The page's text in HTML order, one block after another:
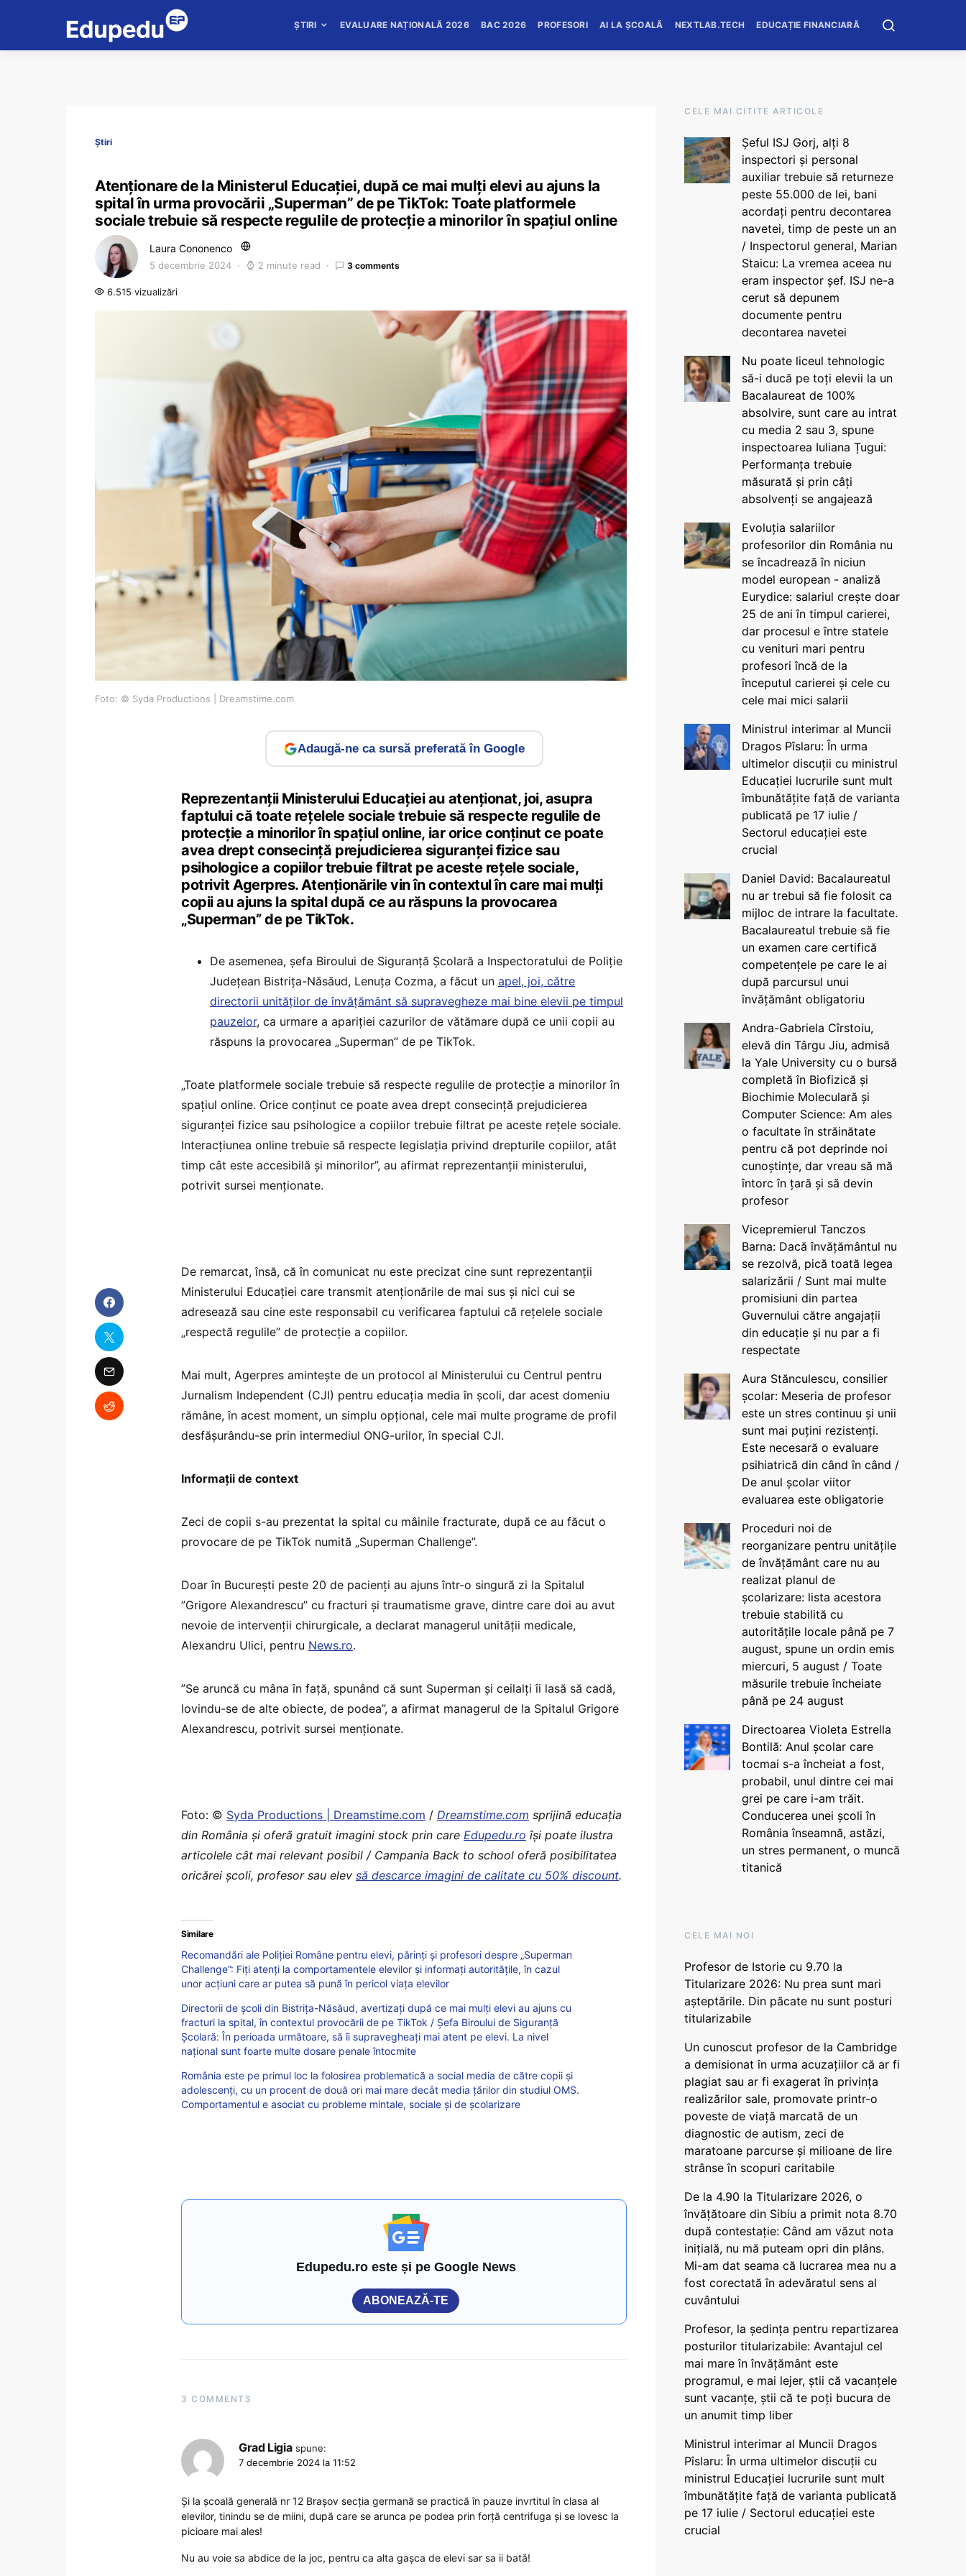
ȘTIRI EVALUARE NAȚIONALĂ 2026 BAC 2026 PROFESORI AI LA ȘCOALĂ NEXTLAB.TECH EDUCAȚIE FINANCIARĂ
Știri
Atenționare de la Ministerul Educaţiei, după ce mai mulți elevi au ajuns la
spital în urma provocării „Superman” de pe TikTok: Toate platformele
sociale trebuie să respecte regulile de protecţie a minorilor în spaţiul online
Laura Cononenco
5 decembrie 2024 2 minute read 3 comments
6.515 vizualizări
Foto: © Syda Productions | Dreamstime.com
Adaugă-ne ca sursă preferată în Google
Reprezentanţii Ministerului Educaţiei au atenţionat, joi, asupra
faptului că toate reţelele sociale trebuie să respecte regulile de
protecţie a minorilor în spaţiul online, iar orice conţinut ce poate
avea drept consecinţă prejudicierea siguranţei fizice sau
psihologice a copiilor trebuie filtrat pe aceste reţele sociale,
potrivit Agerpres. Atenționările vin în contextul în care mai mulți
copii au ajuns la spital după ce au răspuns la provocarea
„Superman” de pe TikTok.
De asemenea, șefa Biroului de Siguranţă Şcolară a Inspectoratului de Poliţie
Judeţean Bistriţa-Năsăud, Lenuţa Cozma, a făcut un apel, joi, către
directorii unităţilor de învăţământ să supravegheze mai bine elevii pe timpul
pauzelor, ca urmare a apariţiei cazurilor de vătămare după ce unii copii au
răspuns la provocarea „Superman” de pe TikTok.
„Toate platformele sociale trebuie să respecte regulile de protecţie a minorilor în
spaţiul online. Orice conţinut ce poate avea drept consecinţă prejudicierea
siguranţei fizice sau psihologice a copiilor trebuie filtrat pe aceste reţele sociale.
Interacţiunea online trebuie să respecte legislaţia privind drepturile copiilor, atât
timp cât este accesibilă şi minorilor”, au afirmat reprezentanţii ministerului,
potrivit sursei menționate.
De remarcat, însă, că în comunicat nu este precizat cine sunt reprezentanții
Ministerului Educației care transmit atenționările de mai sus și nici cui se
adresează sau cine este responsabil cu verificarea faptului că rețelele sociale
„respectă regulile” de protecție a copiilor.
Mai mult, Agerpres amintește de un protocol al Ministerului cu Centrul pentru
Jurnalism Independent (CJI) pentru educația media în școli, dar acest domeniu
rămâne, în acest moment, un simplu opțional, cele mai multe programe de profil
desfășurându-se prin intermediul ONG-urilor, în special CJI.
Informații de context
Zeci de copii s-au prezentat la spital cu mâinile fracturate, după ce au făcut o
provocare de pe TikTok numită „Superman Challenge”.
Doar în București peste 20 de pacienţi au ajuns într-o singură zi la Spitalul
”Grigore Alexandrescu” cu fracturi şi traumatisme grave, dintre care doi au avut
nevoie de intervenții chirurgicale, a declarat managerul unităţii medicale,
Alexandru Ulici, pentru News.ro.
”Se aruncă cu mâna în faţă, spunând că sunt Superman şi ceilalţi îi lasă să cadă,
lovindu-se de alte obiecte, de podea”, a afirmat managerul de la Spitalul Grigore
Alexandrescu, potrivit sursei menționate.
Foto: © Syda Productions | Dreamstime.com / Dreamstime.com sprijină educaţia
din România şi oferă gratuit imagini stock prin care Edupedu.ro îşi poate ilustra
articolele cât mai relevant posibil / Campania Back to school oferă posibilitatea
oricărei școli, profesor sau elev să descarce imagini de calitate cu 50% discount.
Similare
Recomandări ale Poliției Române pentru elevi, părinți și profesori despre „Superman
Challenge”: Fiți atenți la comportamentele elevilor și informați autoritățile, în cazul
unor acțiuni care ar putea să pună în pericol viața elevilor
Directorii de şcoli din Bistrița-Năsăud, avertizați după ce mai mulți elevi au ajuns cu
fracturi la spital, în contextul provocării de pe TikTok / Șefa Biroului de Siguranţă
Şcolară: În perioada următoare, să îi supravegheaţi mai atent pe elevi. La nivel
naţional sunt foarte multe dosare penale întocmite
România este pe primul loc la folosirea problematică a social media de către copii și
adolescenți, cu un procent de două ori mai mare decât media țărilor din studiul OMS.
Comportamentul e asociat cu probleme mintale, sociale și de școlarizare
Edupedu.ro este și pe Google News
ABONEAZĂ-TE
3 COMMENTS
Grad Ligia spune:
7 decembrie 2024 la 11:52
Și la școală generală nr 12 Brașov secția germană se practică în pauze invrtitul în clasa al
elevilor, tinindu se de miini, după care se arunca pe podea prin forță centrifuga și se lovesc la
picioare mai ales!
Nu au voie sa abdice de la joc, pentru ca alta gașca de elevi sar sa ii bată!
CELE MAI CITITE ARTICOLE
Șeful ISJ Gorj, alți 8
inspectori și personal
auxiliar trebuie să returneze
peste 55.000 de lei, bani
acordați pentru decontarea
navetei, timp de peste un an
/ Inspectorul general, Marian
Staicu: La vremea aceea nu
eram inspector șef. ISJ ne-a
cerut să depunem
documente pentru
decontarea navetei
Nu poate liceul tehnologic
să-i ducă pe toți elevii la un
Bacalaureat de 100%
absolvire, sunt care au intrat
cu media 2 sau 3, spune
inspectoarea Iuliana Țugui:
Performanța trebuie
măsurată și prin câți
absolvenți se angajează
Evoluția salariilor
profesorilor din România nu
se încadrează în niciun
model european - analiză
Eurydice: salariul crește doar
25 de ani în timpul carierei,
dar procesul e între statele
cu venituri mari pentru
profesori încă de la
începutul carierei și cele cu
cele mai mici salarii
Ministrul interimar al Muncii
Dragos Pîslaru: În urma
ultimelor discuții cu ministrul
Educației lucrurile sunt mult
îmbunătățite față de varianta
publicată pe 17 iulie /
Sectorul educației este
crucial
Daniel David: Bacalaureatul
nu ar trebui să fie folosit ca
mijloc de intrare la facultate.
Bacalaureatul trebuie să fie
un examen care certifică
competențele pe care le ai
după parcursul unui
învățământ obligatoriu
Andra-Gabriela Cîrstoiu,
elevă din Târgu Jiu, admisă
la Yale University cu o bursă
completă în Biofizică și
Biochimie Moleculară și
Computer Science: Am ales
o facultate în străinătate
pentru că pot deprinde noi
cunoștințe, dar vreau să mă
întorc în țară și să devin
profesor
Vicepremierul Tanczos
Barna: Dacă învățământul nu
se rezolvă, pică toată legea
salarizării / Sunt mai multe
promisiuni din partea
Guvernului către angajații
din educație și nu par a fi
respectate
Aura Stănculescu, consilier
școlar: Meseria de profesor
este un stres continuu și unii
sunt mai puțini rezistenți.
Este necesară o evaluare
psihiatrică din când în când /
De anul școlar viitor
evaluarea este obligatorie
Proceduri noi de
reorganizare pentru unitățile
de învățământ care nu au
realizat planul de
școlarizare: lista acestora
trebuie stabilită cu
autoritățile locale până pe 7
august, spune un ordin emis
miercuri, 5 august / Toate
măsurile trebuie încheiate
până pe 24 august
Directoarea Violeta Estrella
Bontilă: Anul școlar care
tocmai s-a încheiat a fost,
probabil, unul dintre cei mai
grei pe care i-am trăit.
Conducerea unei școli în
România înseamnă, astăzi,
un stres permanent, o muncă
titanică
CELE MAI NOI
Profesor de Istorie cu 9.70 la
Titularizare 2026: Nu prea sunt mari
așteptările. Din păcate nu sunt posturi
titularizabile
Un cunoscut profesor de la Cambridge
a demisionat în urma acuzațiilor că ar fi
plagiat sau ar fi exagerat în privința
realizărilor sale, promovate printr-o
poveste de viață marcată de un
diagnostic de autism, zeci de
maratoane parcurse și milioane de lire
strânse în scopuri caritabile
De la 4.90 la Titularizare 2026, o
învățătoare din Sibiu a primit nota 8.70
după contestație: Când am văzut nota
inițială, nu mă puteam opri din plâns.
Mi-am dat seama că lucrarea mea nu a
fost corectată în adevăratul sens al
cuvântului
Profesor, la ședința pentru repartizarea
posturilor titularizabile: Avantajul cel
mai mare în învățământ este
programul, e mai lejer, știi că vacanțele
sunt vacanţe, știi că te poți bucura de
un anumit timp liber
Ministrul interimar al Muncii Dragos
Pîslaru: În urma ultimelor discuții cu
ministrul Educației lucrurile sunt mult
îmbunătățite față de varianta publicată
pe 17 iulie / Sectorul educației este
crucial